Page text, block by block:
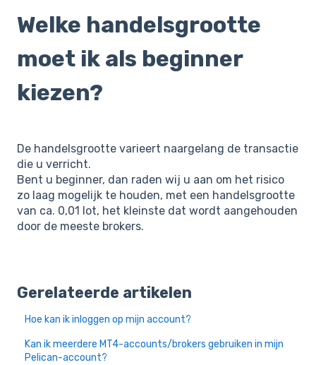
Welke handelsgrootte
moet ik als beginner
kiezen?
De handelsgrootte varieert naargelang de transactie
die u verricht.
Bent u beginner, dan raden wij u aan om het risico
zo laag mogelijk te houden, met een handelsgrootte
van ca. 0,01 lot, het kleinste dat wordt aangehouden
door de meeste brokers.
Gerelateerde artikelen
Hoe kan ik inloggen op mijn account?
Kan ik meerdere MT4-accounts/brokers gebruiken in mijn
Pelican-account?